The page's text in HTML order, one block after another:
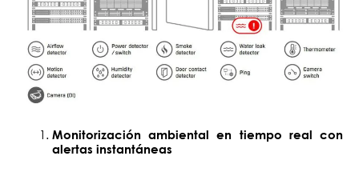
Monitorización ambiental en tiempo real con
alertas instantáneas